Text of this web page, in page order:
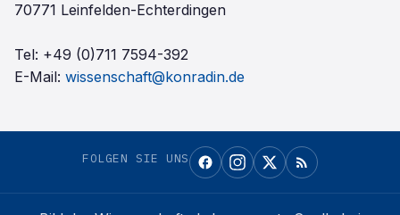
70771 Leinfelden-Echterdingen
Tel: +49 (0)711 7594-392
E-Mail: wissenschaft@konradin.de
FOLGEN SIE UNS